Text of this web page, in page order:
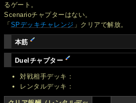
るゲート。
Scenarioチャプターはない。
「SPデッキチャレンジ 」クリアで解放。
本筋
Duelチャプター
対戦相手デッキ：
レンタルデッキ：